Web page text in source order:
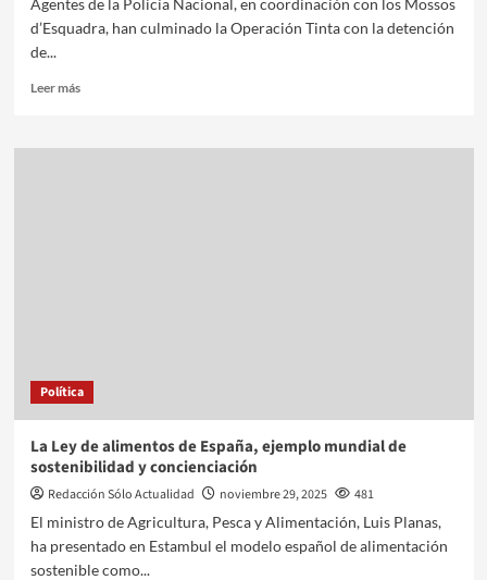
d’Esquadra, han culminado la Operación Tinta con la detención
de...
Leer más
Política
La Ley de alimentos de España, ejemplo mundial de
sostenibilidad y concienciación
Redacción Sólo Actualidad noviembre 29, 2025
481
El ministro de Agricultura, Pesca y Alimentación, Luis Planas,
ha presentado en Estambul el modelo español de alimentación
sostenible como...